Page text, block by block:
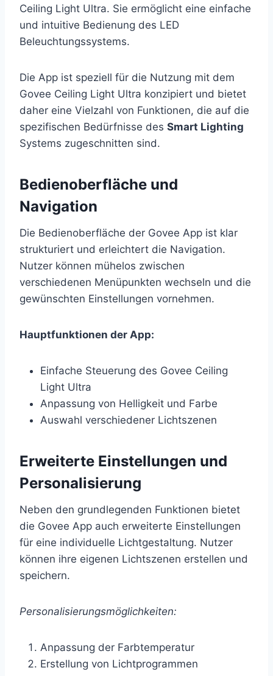
Ceiling Light Ultra. Sie ermöglicht eine einfache
und intuitive Bedienung des LED
Beleuchtungssystems.
Die App ist speziell für die Nutzung mit dem
Govee Ceiling Light Ultra konzipiert und bietet
daher eine Vielzahl von Funktionen, die auf die
spezifischen Bedürfnisse des Smart Lighting
Systems zugeschnitten sind.
Bedienoberfläche und
Navigation
Die Bedienoberfläche der Govee App ist klar
strukturiert und erleichtert die Navigation.
Nutzer können mühelos zwischen
verschiedenen Menüpunkten wechseln und die
gewünschten Einstellungen vornehmen.
Hauptfunktionen der App:
Einfache Steuerung des Govee Ceiling
Light Ultra
Anpassung von Helligkeit und Farbe
Auswahl verschiedener Lichtszenen
Erweiterte Einstellungen und
Personalisierung
Neben den grundlegenden Funktionen bietet
die Govee App auch erweiterte Einstellungen
für eine individuelle Lichtgestaltung. Nutzer
können ihre eigenen Lichtszenen erstellen und
speichern.
Personalisierungsmöglichkeiten:
Anpassung der Farbtemperatur
Erstellung von Lichtprogrammen